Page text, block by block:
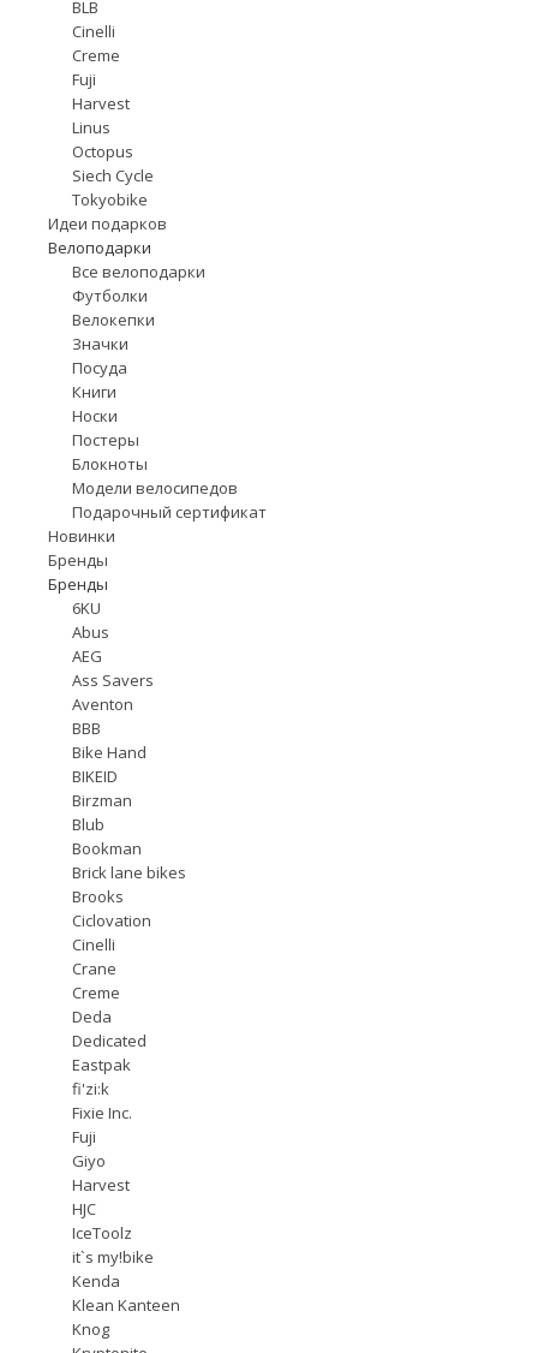
BLB
Cinelli
Creme
Fuji
Harvest
Linus
Octopus
Siech Cycle
Tokyobike
Идеи подарков
Велоподарки
Все велоподарки
Футболки
Велокепки
Значки
Посуда
Книги
Носки
Постеры
Блокноты
Модели велосипедов
Подарочный сертификат
Новинки
Бренды
Бренды
6KU
Abus
AEG
Ass Savers
Aventon
BBB
Bike Hand
BIKEID
Birzman
Blub
Bookman
Brick lane bikes
Brooks
Ciclovation
Cinelli
Crane
Creme
Deda
Dedicated
Eastpak
fi'zi:k
Fixie Inc.
Fuji
Giyo
Harvest
HJC
IceToolz
it`s my!bike
Kenda
Klean Kanteen
Knog